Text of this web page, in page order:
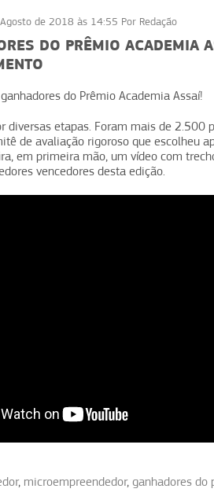
de 2018 às 14:55 Por Redação
DO PRÊMIO ACADEMIA
do Prêmio Academia Assaí!
diversas etapas. Foram mais de
de avaliação rigoroso que escolheu
em primeira mão, um vídeo com
vencedores desta edição.
, microempreendedor, ganhadores do
EVENTOS
Café como diferencial
1 2